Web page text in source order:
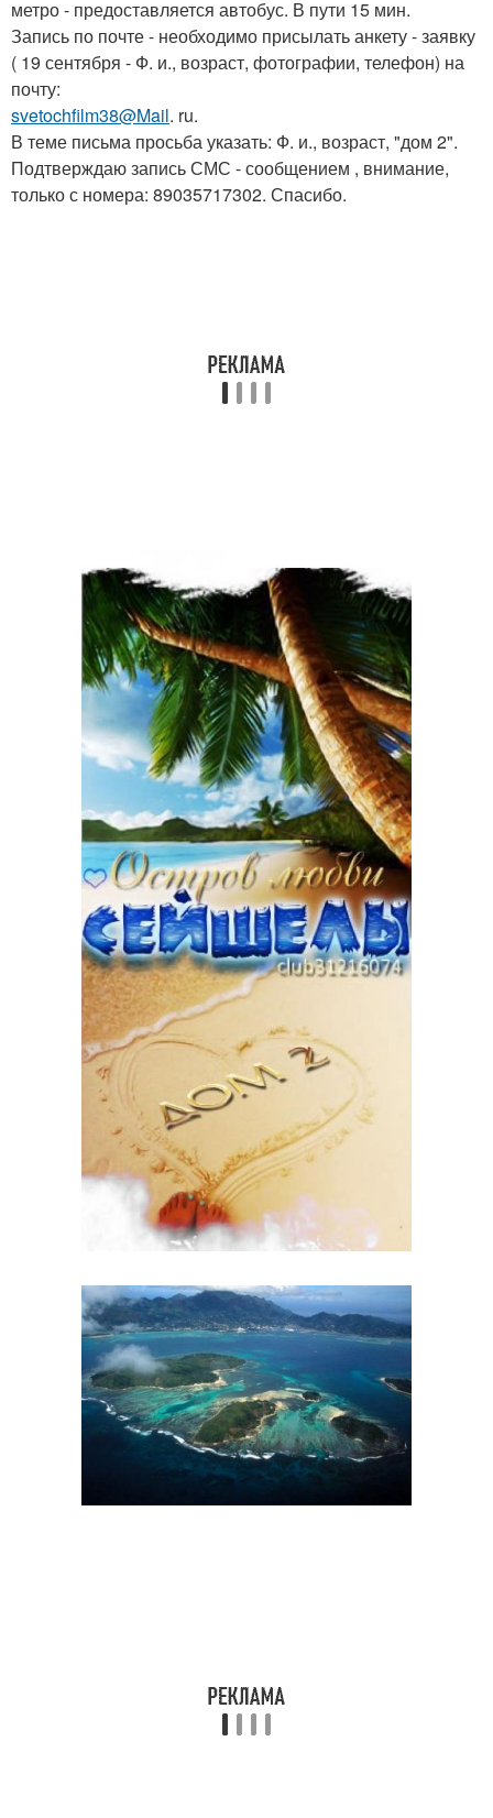
метро - предоставляется автобус. В пути 15 мин.
Запись по почте - необходимо присылать анкету - заявку
( 19 сентября - Ф. и., возраст, фотографии, телефон) на
почту:
svetochfilm38@Mail. ru.
В теме письма просьба указать: Ф. и., возраст, "дом 2".
Подтверждаю запись СМС - сообщением , внимание,
только с номера: 89035717302. Спасибо.